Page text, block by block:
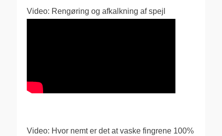
Video: Rengøring og afkalkning af spejl
Video: Hvor nemt er det at vaske fingrene 100%